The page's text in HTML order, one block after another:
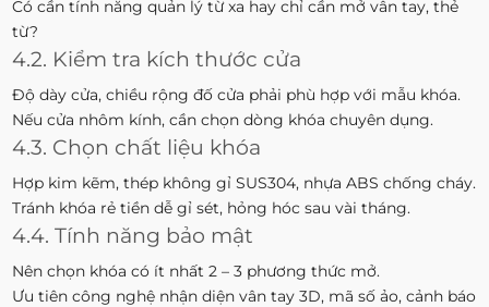
Có cần tính năng quản lý từ xa hay chỉ cần mở vân tay, thẻ
từ?
4.2. Kiểm tra kích thước cửa
Độ dày cửa, chiều rộng đố cửa phải phù hợp với mẫu khóa.
Nếu cửa nhôm kính, cần chọn dòng khóa chuyên dụng.
4.3. Chọn chất liệu khóa
Hợp kim kẽm, thép không gỉ SUS304, nhựa ABS chống cháy.
Tránh khóa rẻ tiền dễ gỉ sét, hỏng hóc sau vài tháng.
4.4. Tính năng bảo mật
Nên chọn khóa có ít nhất 2 – 3 phương thức mở.
Ưu tiên công nghệ nhận diện vân tay 3D, mã số ảo, cảnh báo